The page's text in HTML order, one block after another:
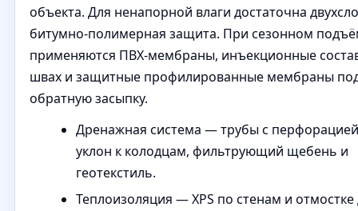
объекта. Для ненапорной влаги достаточна
битумно‑полимерная защита. При сезонном
применяются ПВХ‑мембраны, инъекционные
швах и защитные профилированные мембраны
обратную засыпку.
Дренажная система — трубы с
уклон к колодцам, фильтрующий щебень и
геотекстиль.
Теплоизоляция — XPS по стенам и отмостке